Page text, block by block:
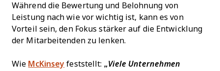
Während die Bewertung und Belohnung von
Leistung nach wie vor wichtig ist, kann es von
Vorteil sein, den Fokus stärker auf die Entwicklung
der Mitarbeitenden zu lenken.
Wie McKinsey feststellt: „Viele Unternehmen